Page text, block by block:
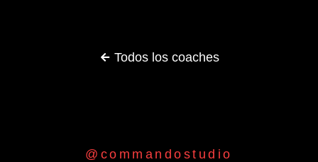
Todos los coaches
@commandostudio